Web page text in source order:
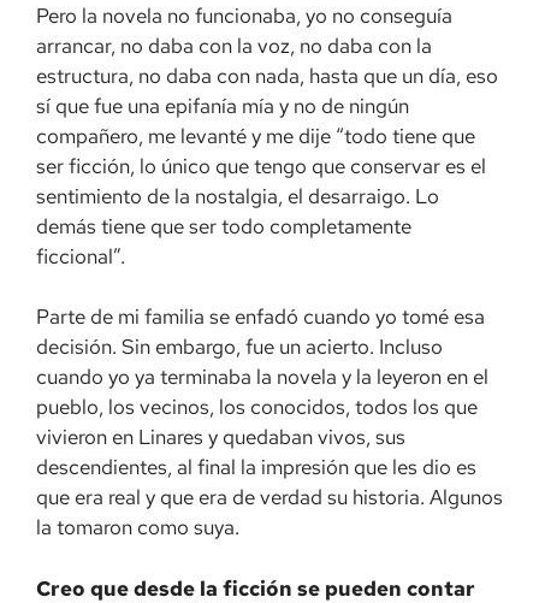
Pero la novela no funcionaba, yo no conseguía
arrancar, no daba con la voz, no daba con la
estructura, no daba con nada, hasta que un día, eso
sí que fue una epifanía mía y no de ningún
compañero, me levanté y me dije “todo tiene que
ser ficción, lo único que tengo que conservar es el
sentimiento de la nostalgia, el desarraigo. Lo
demás tiene que ser todo completamente
ficcional”.
Parte de mi familia se enfadó cuando yo tomé esa
decisión. Sin embargo, fue un acierto. Incluso
cuando yo ya terminaba la novela y la leyeron en el
pueblo, los vecinos, los conocidos, todos los que
vivieron en Linares y quedaban vivos, sus
descendientes, al final la impresión que les dio es
que era real y que era de verdad su historia. Algunos
la tomaron como suya.
Creo que desde la ficción se pueden contar